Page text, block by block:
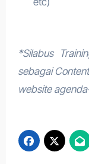
*Silabus
sebagai
website